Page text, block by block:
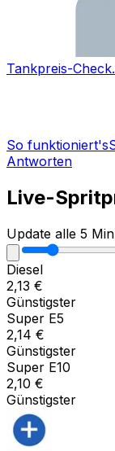
Tankpreis-
So funktioniert's
Antworten
Live-
Update alle 5
Diesel
2,13 €
Günstigster
Super E5
2,14 €
Günstigster
Super E10
2,10 €
Günstigster